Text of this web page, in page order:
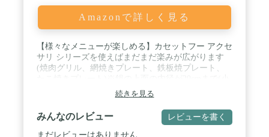
Amazonで詳しく見る
【様々なメニューが楽しめる】カセットフー アクセ
サリ シリーズを使えばまだまだ楽みが広がります
(焼肉グリル、網焼きプレート、鉄板焼プレート、
さい鍋底は11cm以上) / 【タフまるジュニア7つの特
徴】①従来モデルより60％の小型化。②ダブル防風
ユニット。③炎が消えにくい炎長が短い多孔式バー
ナーを採用。④アルミダイキャスト製スタンド。⑤
耐重量10kg・ダッチオーブンOK。 ⑥ケース付きで
続きを見る
みんなのレビュー レビューを書く
まだレビューはありません